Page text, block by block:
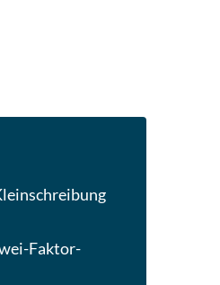
Suchergebnis
Faktor-